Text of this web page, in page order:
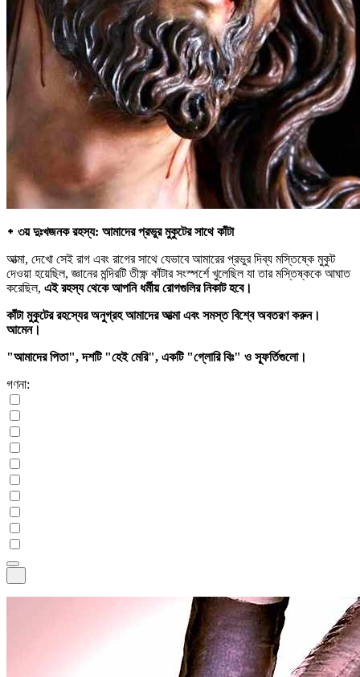
᛭ ৩য় দুঃখজনক রহস্য: আমাদের প্রভুর মুকুটের সাথে কাঁটা
আত্মা, দেখো সেই রাগ এবং রাগের সাথে যেভাবে আমারের প্রভুর দিব্য মস্তিষ্কে মুকুট
দেওয়া হয়েছিল, জ্ঞানের মন্দিরটি তীক্ষ্ণ কাঁটার সংস্পর্শে খুলেছিল যা তার মস্তিষ্ককে আঘাত
করেছিল, এই রহস্য থেকে আপনি ধর্মীয় রোগগুলির নিকাট হবে।
কাঁটা মুকুটের রহস্যের অনুগ্রহ আমাদের আত্মা এবং সমস্ত বিশ্বে অবতরণ করুন।
আমেন।
"আমাদের পিতা", দশটি "হেই মেরি", একটি "গ্লোরি বিঃ" ও স্ফূর্তিগুলো।
গণনা: